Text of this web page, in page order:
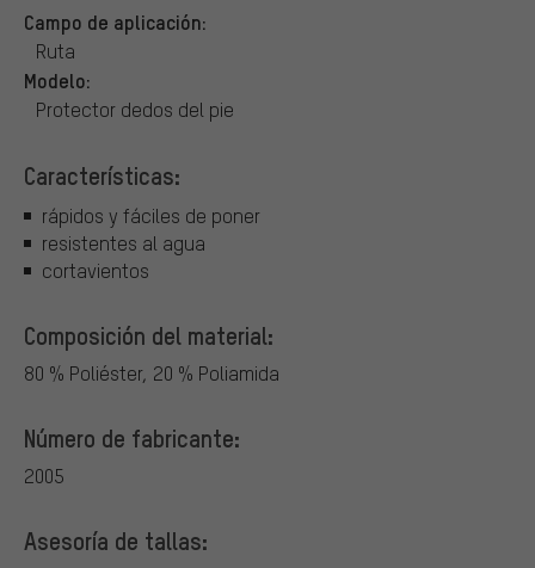
Campo de aplicación:
Ruta
Modelo:
Protector dedos del pie
Características:
rápidos y fáciles de poner
resistentes al agua
cortavientos
Composición del material:
80 % Poliéster, 20 % Poliamida
Número de fabricante:
2005
Asesoría de tallas: